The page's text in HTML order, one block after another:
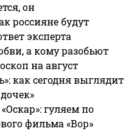
он
россияне будут
эксперта
а кому разобьют
на август
как сегодня выглядит
гуляем по
фильма «Вор»